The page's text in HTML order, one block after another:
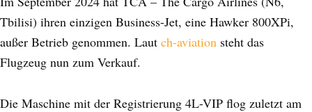
Tbilisi) ihren einzigen Business-Jet, eine Hawker 800XPi,
außer Betrieb genommen. Laut ch-aviation steht das
Flugzeug nun zum Verkauf.
Die Maschine mit der Registrierung 4L-VIP flog zuletzt am